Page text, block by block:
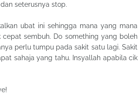
seterusnya stop.
ubat ini sehingga mana yang mana
sembuh. Do something yang boleh
perlu tumpu pada sakit satu lagi. Sakit
sahaja yang tahu. Insyallah apabila cik